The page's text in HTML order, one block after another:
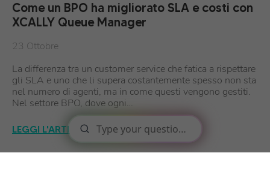
Come un BPO ha migliorato SLA e costi con
XCALLY Queue Manager
23 Ottobre
La differenza tra un customer service che fatica a rispettare
gli SLA e uno che li supera costantemente spesso non sta
nel numero di agenti, ma in come questi vengono gestiti.
Nel settore BPO, dove ogni…
LEGGI L'ARTICOLO